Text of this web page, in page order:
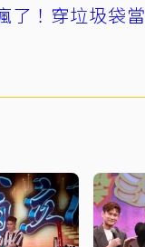
了！穿垃圾袋